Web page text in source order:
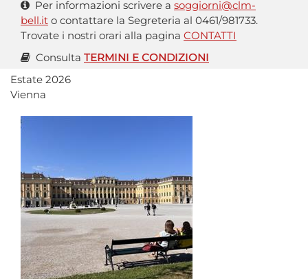
Estate 2026
Vienna
Per informazioni scrivere a soggiorni@clm-
bell.it o contattare la Segreteria al 0461/981733.
Trovate i nostri orari alla pagina CONTATTI
Consulta TERMINI E CONDIZIONI